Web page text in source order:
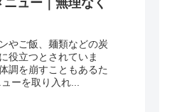
ュー｜無理なく
やご飯、麺類などの炭
役立つとされていま
調を崩すこともあるた
ーを取り入れ...